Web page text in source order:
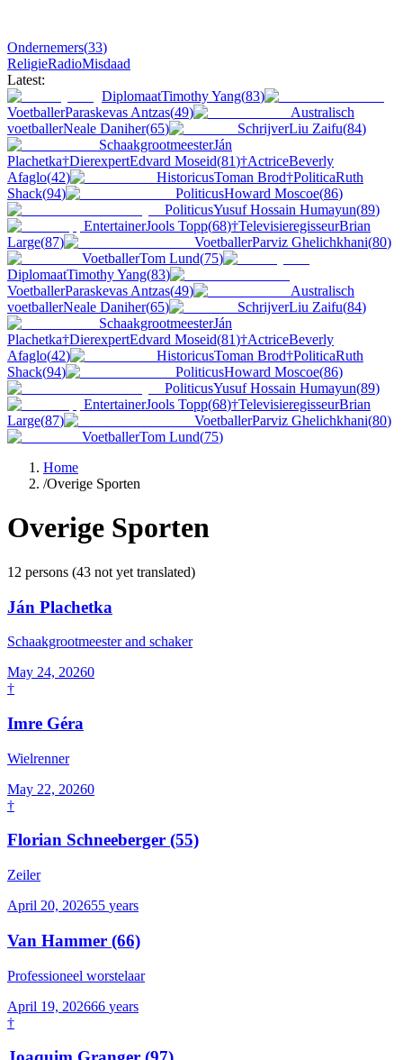
Ondernemers(33)
ReligieRadioMisdaad
Latest:
DiplomaatTimothy Yang(83)
VoetballerParaskevas Antzas(49)
Australisch
voetballerNeale Daniher(65) SchrijverLiu Zaifu(84)
SchaakgrootmeesterJán
Plachetka†DierexpertEdvard Moseid(81)†ActriceBeverly
Afaglo(42) HistoricusToman Brod†PoliticaRuth
Shack(94) PoliticusHoward Moscoe(86)
PoliticusYusuf Hossain Humayun(89)
EntertainerJools Topp(68)†TelevisieregisseurBrian
Large(87) VoetballerParviz Ghelichkhani(80)
VoetballerTom Lund(75)
DiplomaatTimothy Yang(83)
VoetballerParaskevas Antzas(49)
Australisch
voetballerNeale Daniher(65) SchrijverLiu Zaifu(84)
SchaakgrootmeesterJán
Plachetka†DierexpertEdvard Moseid(81)†ActriceBeverly
Afaglo(42) HistoricusToman Brod†PoliticaRuth
Shack(94) PoliticusHoward Moscoe(86)
PoliticusYusuf Hossain Humayun(89)
EntertainerJools Topp(68)†TelevisieregisseurBrian
Large(87) VoetballerParviz Ghelichkhani(80)
VoetballerTom Lund(75)
Home
/Overige Sporten
Overige Sporten
12 persons (43 not yet translated)
Ján Plachetka
Schaakgrootmeester and schaker
May 24, 20260
†
Imre Géra
Wielrenner
May 22, 20260
†
Florian Schneeberger (55)
Zeiler
April 20, 202655 years
Van Hammer (66)
Professioneel worstelaar
April 19, 202666 years
†